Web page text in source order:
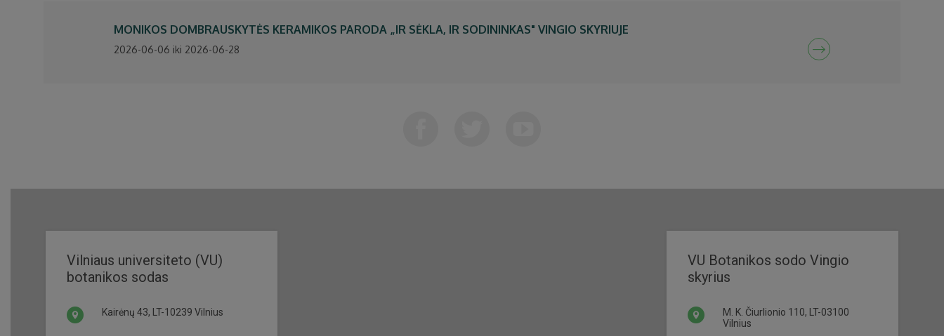
MONIKOS DOMBRAUSKYTĖS KERAMIKOS PARODA „IR SĖKLA, IR SODININKAS" VINGIO SKYRIUJE
2026-06-06 iki 2026-06-28
Vilniaus universiteto (VU)
botanikos sodas
Kairėnų 43, LT-10239 Vilnius
VU Botanikos sodo Vingio
skyrius
M. K. Čiurlionio 110, LT-03100
Vilnius